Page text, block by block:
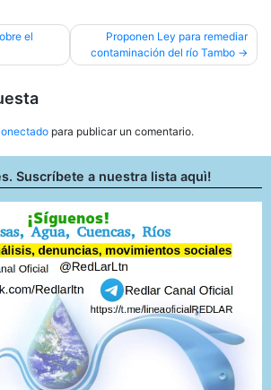
el
Proponen Ley para remediar
contaminación del río Tambo
para publicar un comentario.
Suscríbete a nuestra lista aquì!